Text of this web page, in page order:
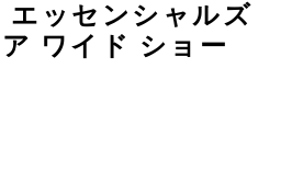
エッセンシャルズ
ワイド ショー